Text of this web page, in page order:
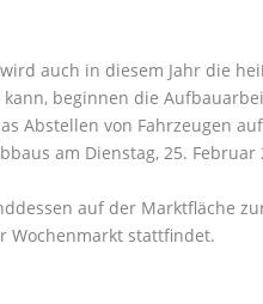
auch in diesem Jahr die
beginnen die
Abstellen von Fahrzeugen
am Dienstag, 25. Februar
auf der Marktfläche
Wochenmarkt stattfindet.